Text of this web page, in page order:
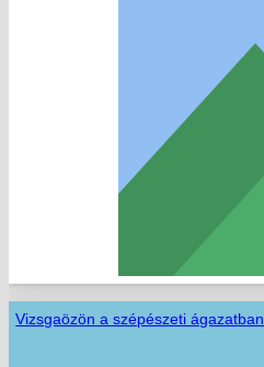
Vizsgaözön a szépészeti ágazatban